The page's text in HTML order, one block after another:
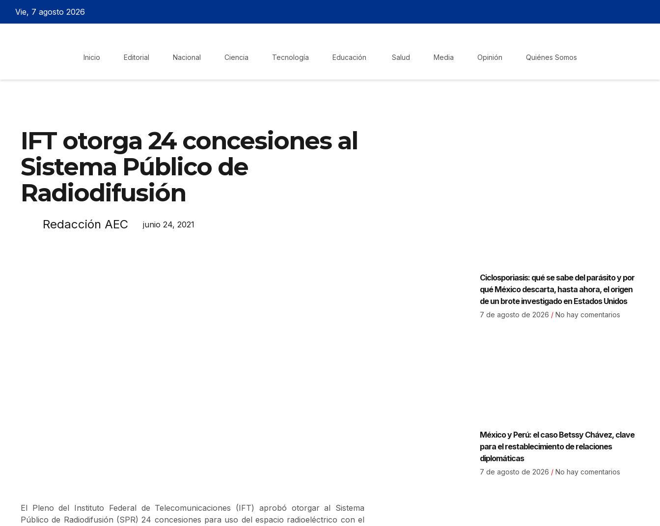
Vie, 7 agosto 2026
Inicio Editorial Nacional Ciencia Tecnología Educación Salud Media Opinión Quiénes Somos
IFT otorga 24 concesiones al
Sistema Público de
Radiodifusión
Redacción AEC junio 24, 2021
El Pleno del Instituto Federal de Telecomunicaciones (IFT) aprobó otorgar al Sistema
Público de Radiodifusión (SPR) 24 concesiones para uso del espacio radioeléctrico con el
Ciclosporiasis: qué se sabe del parásito y por
qué México descarta, hasta ahora, el origen
de un brote investigado en Estados Unidos
7 de agosto de 2026 No hay comentarios
México y Perú: el caso Betssy Chávez, clave
para el restablecimiento de relaciones
diplomáticas
7 de agosto de 2026 No hay comentarios